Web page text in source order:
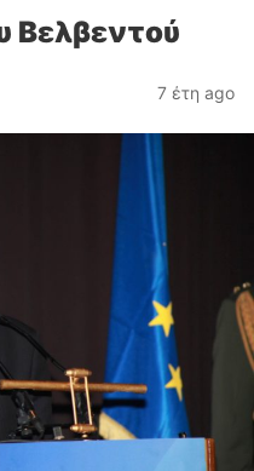
Βελβεντού
7 έτη ago